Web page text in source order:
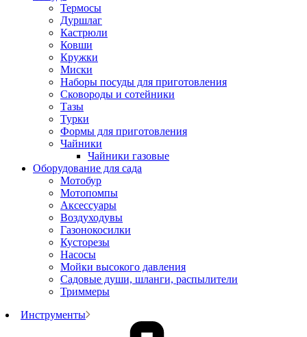
Термосы
Дуршлаг
Кастрюли
Ковши
Кружки
Миски
Наборы посуды для приготовления
Сковороды и сотейники
Тазы
Турки
Формы для приготовления
Чайники
Чайники газовые
Оборудование для сада
Мотобур
Мотопомпы
Аксессуары
Воздуходувы
Газонокосилки
Кусторезы
Насосы
Мойки высокого давления
Садовые души, шланги, распылители
Триммеры
Инструменты